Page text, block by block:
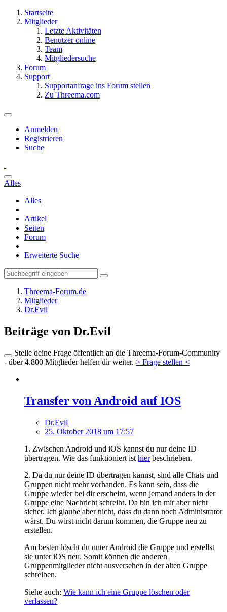
Startseite
Mitglieder
Letzte Aktivitäten
Benutzer online
Team
Mitgliedersuche
Forum
Support
Supportanfrage ins Forum stellen
Zu Threema.com
Anmelden
Registrieren
Suche
Alles
Alles
Artikel
Seiten
Forum
Erweiterte Suche
Threema-Forum.de
Mitglieder
Dr.Evil
Beiträge von Dr.Evil
Stelle deine Frage öffentlich an die Threema-Forum-Community
- über 4.800 Mitglieder helfen dir weiter. > Frage stellen <
Transfer von Android auf IOS
Dr.Evil
25. Oktober 2018 um 17:57
1. Zwischen Android und iOS kannst du nur deine ID
übertragen. Wie das funktioniert ist hierbeschrieben.
2. Da du nur deine ID übertragen kannst, sind alle Chats und
Gruppen nicht mehr vorhanden. Es kann sein, dass die
Gruppe wieder bei dir erscheint, wenn jemand anders in der
Gruppe eine Nachricht schreibt. Da bin ich mir aber nicht
sicher. Ich glaube aber nicht, dass du dann noch Administrator
wärst. Du wirst nicht darum kommen, die Gruppe neu zu
erstellen.
Am besten löscht du unter Android die Gruppe und erstellst
sie unter iOS neu. Somit können die anderen
Gruppenmitglieder nicht ausversehen in der alten Gruppe
schreiben.
Siehe auch: Wie kann ich eine Gruppe löschen oder
verlassen?